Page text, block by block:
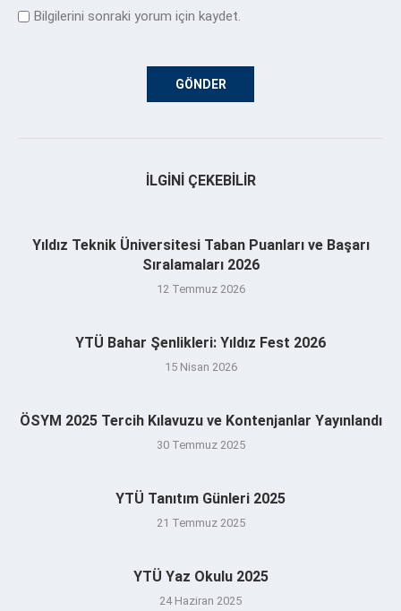
Bilgilerini sonraki yorum için kaydet.
İLGINI ÇEKEBILIR
Yıldız Teknik Üniversitesi Taban Puanları ve Başarı
Sıralamaları 2026
12 Temmuz 2026
YTÜ Bahar Şenlikleri: Yıldız Fest 2026
15 Nisan 2026
ÖSYM 2025 Tercih Kılavuzu ve Kontenjanlar Yayınlandı
30 Temmuz 2025
YTÜ Tanıtım Günleri 2025
21 Temmuz 2025
YTÜ Yaz Okulu 2025
24 Haziran 2025